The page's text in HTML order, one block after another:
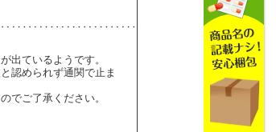
出ているようです。
認められず通関で止ま
でご了承ください。